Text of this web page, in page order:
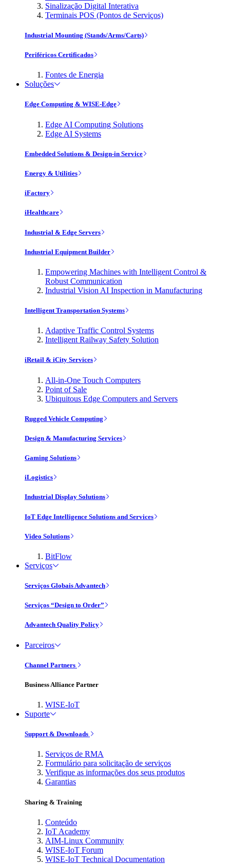
Sinalização Digital Interativa
Terminais POS (Pontos de Serviços)
Industrial Mounting (Stands/Arms/Carts)
Periféricos Certificados
Fontes de Energia
Soluções
Edge Computing & WISE-Edge
Edge AI Computing Solutions
Edge AI Systems
Embedded Solutions & Design-in Service
Energy & Utilities
iFactory
iHealthcare
Industrial & Edge Servers
Industrial Equipment Builder
Empowering Machines with Intelligent Control &
Robust Communication
Industrial Vision AI Inspection in Manufacturing
Intelligent Transportation Systems
Adaptive Traffic Control Systems
Intelligent Railway Safety Solution
iRetail & iCity Services
All-in-One Touch Computers
Point of Sale
Ubiquitous Edge Computers and Servers
Rugged Vehicle Computing
Design & Manufacturing Services
Gaming Solutions
iLogistics
Industrial Display Solutions
IoT Edge Intelligence Solutions and Services
Video Solutions
BitFlow
Serviços
Serviços Globais Advantech
Serviços “Design to Order”
Advantech Quality Policy
Parceiros
Channel Partners
Business Alliance Partner
WISE-IoT
Suporte
Support & Downloads
Serviços de RMA
Formulário para solicitação de serviços
Verifique as informações dos seus produtos
Garantias
Sharing & Training
Conteúdo
IoT Academy
AIM-Linux Community
WISE-IoT Forum
WISE-IoT Technical Documentation